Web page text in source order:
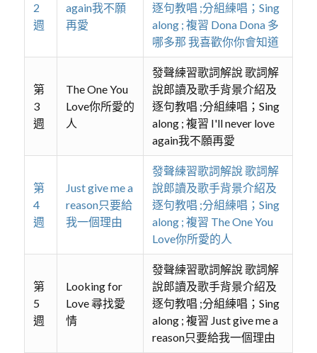
2
週
again我不願
再愛
逐句教唱 ;分組練唱；Sing
along ; 複習 Dona Dona 多
哪多那 我喜歡你你會知道
第
3
週
The One You
Love你所愛的
人
發聲練習歌詞解說 歌詞解
說郎讀及歌手背景介紹及
逐句教唱 ;分組練唱；Sing
along ; 複習 I'll never love
again我不願再愛
第
4
週
Just give me a
reason只要給
我一個理由
發聲練習歌詞解說 歌詞解
說郎讀及歌手背景介紹及
逐句教唱 ;分組練唱；Sing
along ; 複習 The One You
Love你所愛的人
第
5
週
Looking for
Love 尋找愛
情
發聲練習歌詞解說 歌詞解
說郎讀及歌手背景介紹及
逐句教唱 ;分組練唱；Sing
along ; 複習 Just give me a
reason只要給我一個理由